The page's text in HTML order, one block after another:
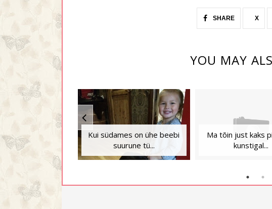
SHARE X
YOU MAY
Kui südames on ühe beebi
suurune tü...
Ma tõin just kaks
kunstigal...